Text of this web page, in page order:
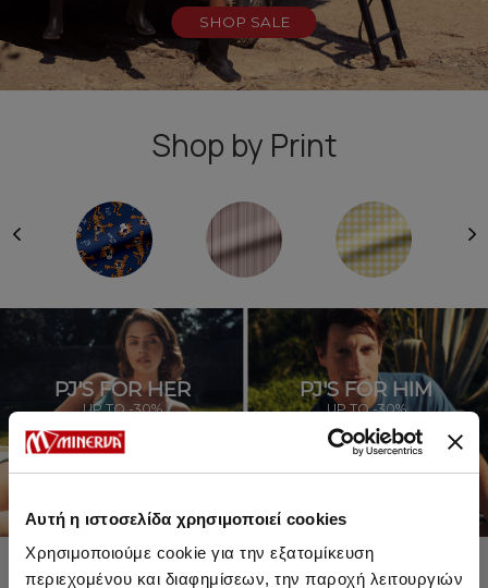
Αυτή η ιστοσελίδα χρησιμοποιεί cookies
Χρησιμοποιούμε cookie για την εξατομίκευση
περιεχομένου και διαφημίσεων, την παροχή λειτουργιών
SHOP SALE
Shop by Print
PJ'S FOR HER
UP TO -30%
SHOP SALE
PJ'S FOR HIM
UP TO -30%
SHOP SALE